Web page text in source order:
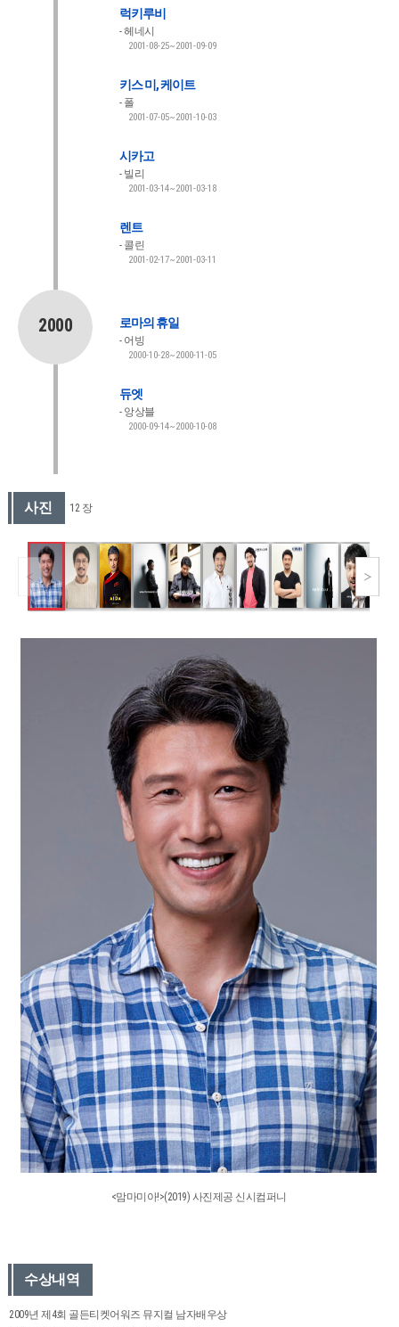
럭키루비
헤네시
2001-08-25~2001-09-09
키스 미, 케이트
폴
2001-07-05~2001-10-03
시카고
빌리
2001-03-14~2001-03-18
렌트
콜린
2001-02-17~2001-03-11
2000 로마의 휴일
어빙
2000-10-28~2000-11-05
듀엣
앙상블
2000-09-14~2000-10-08
사진 12 장
<맘마미아!>(2019) 사진제공 신시컴퍼니
수상내역
2009년 제4회 골든티켓어워즈 뮤지컬 남자배우상